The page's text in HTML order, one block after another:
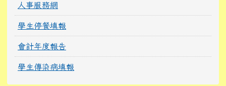
人事服務網
學生停餐填報
會計年度報告
學生傳染病填報